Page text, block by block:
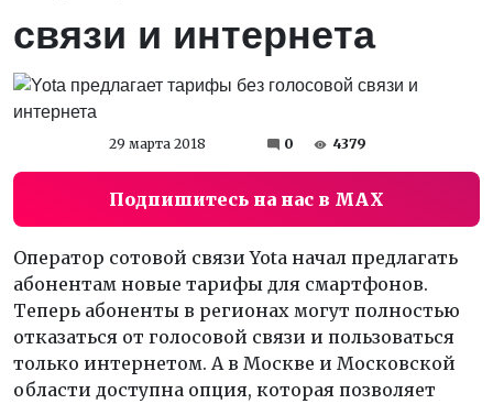
связи и интернета
29 марта 2018 0 4379
Подпишитесь на нас в MAX
Оператор сотовой связи Yota начал предлагать
абонентам новые тарифы для смартфонов.
Теперь абоненты в регионах могут полностью
отказаться от голосовой связи и пользоваться
только интернетом. А в Москве и Московской
области доступна опция, которая позволяет